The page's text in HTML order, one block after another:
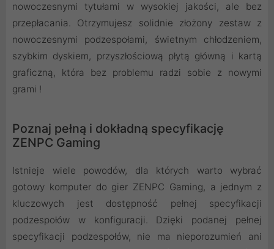
nowoczesnymi tytułami w wysokiej jakości, ale bez
przepłacania. Otrzymujesz solidnie złożony zestaw z
nowoczesnymi podzespołami, świetnym chłodzeniem,
szybkim dyskiem, przyszłościową płytą główną i kartą
graficzną, która bez problemu radzi sobie z nowymi
grami !
Poznaj pełną i dokładną specyfikację
ZENPC Gaming
Istnieje wiele powodów, dla których warto wybrać
gotowy komputer do gier ZENPC Gaming, a jednym z
kluczowych jest dostępność pełnej specyfikacji
podzespołów w konfiguracji. Dzięki podanej pełnej
specyfikacji podzespołów, nie ma nieporozumień ani